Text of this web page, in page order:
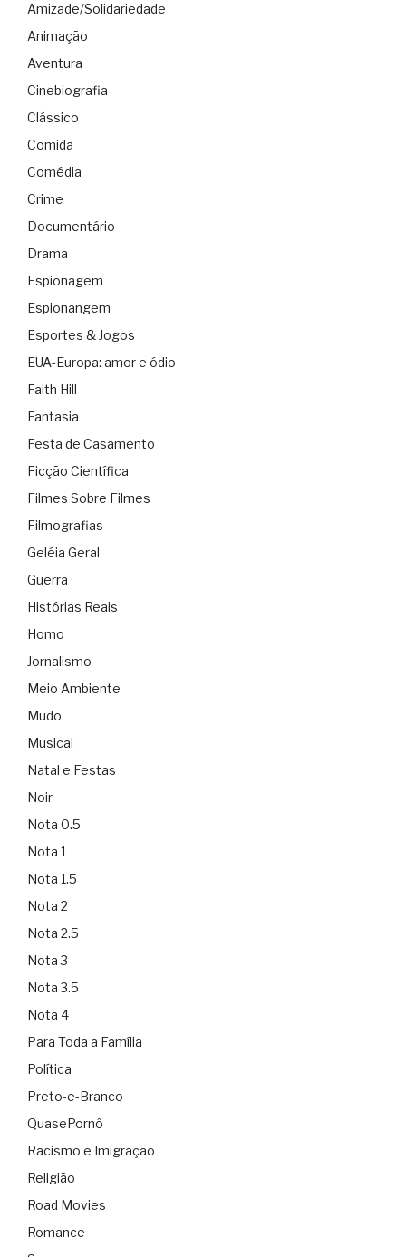
Amizade/Solidariedade
Animação
Aventura
Cinebiografia
Clássico
Comida
Comédia
Crime
Documentário
Drama
Espionagem
Espionangem
Esportes & Jogos
EUA-Europa: amor e ódio
Faith Hill
Fantasia
Festa de Casamento
Ficção Científica
Filmes Sobre Filmes
Filmografias
Geléia Geral
Guerra
Histórias Reais
Homo
Jornalismo
Meio Ambiente
Mudo
Musical
Natal e Festas
Noir
Nota 0.5
Nota 1
Nota 1.5
Nota 2
Nota 2.5
Nota 3
Nota 3.5
Nota 4
Para Toda a Família
Política
Preto-e-Branco
QuasePornô
Racismo e Imigração
Religião
Road Movies
Romance